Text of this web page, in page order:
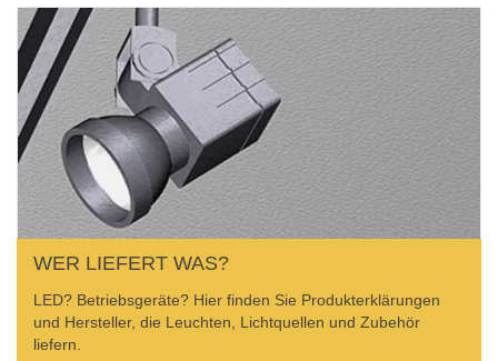
WER LIEFERT WAS?
LED? Betriebsgeräte? Hier finden Sie Produkterklärungen
und Hersteller, die Leuchten, Lichtquellen und Zubehör
liefern.